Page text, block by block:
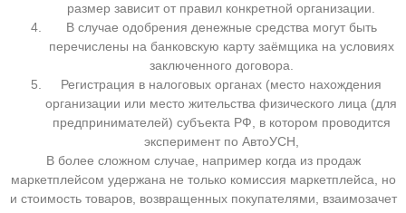
размер зависит от правил конкретной организации.
В случае одобрения денежные средства могут быть
перечислены на банковскую карту заёмщика на условиях
заключенного договора.
Регистрация в налоговых органах (место нахождения
организации или место жительства физического лица (для
предпринимателей) субъекта РФ, в котором проводится
эксперимент по АвтоУСН,
В более сложном случае, например когда из продаж
маркетплейсом удержана не только комиссия маркетплейса, но
и стоимость товаров, возвращенных покупателями, взаимозачет